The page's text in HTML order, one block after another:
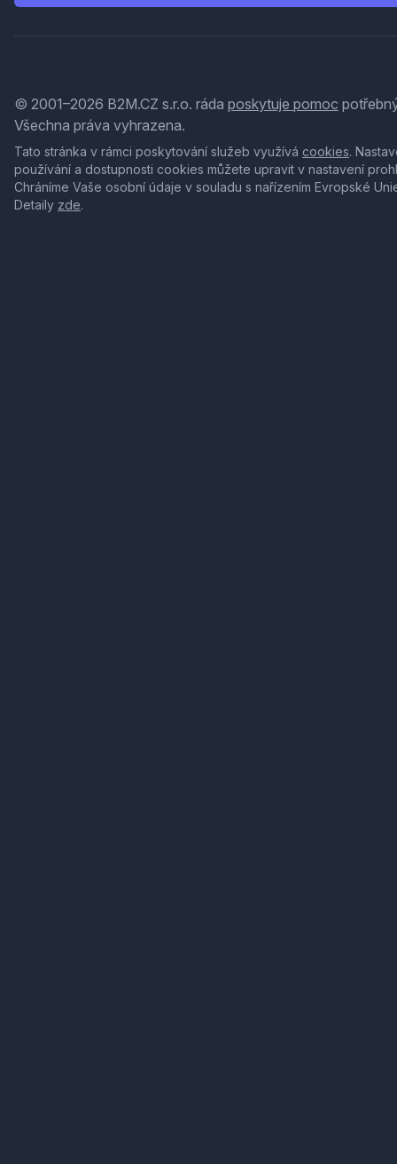
© 2001–2026 B2M.CZ s.r.o. ráda poskytuje pomoc
Všechna práva vyhrazena.
Tato stránka v rámci poskytování služeb využívá cookies.
používání a dostupnosti cookies můžete upravit v nastavení
Chráníme Vaše osobní údaje v souladu s nařízením Evropské
Detaily zde.